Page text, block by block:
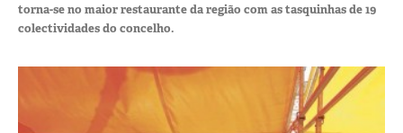
torna-se no maior restaurante da região com as tasquinhas de 19
colectividades do concelho.